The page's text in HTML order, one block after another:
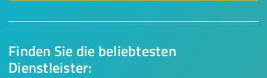
Finden Sie die beliebtesten
Dienstleister: